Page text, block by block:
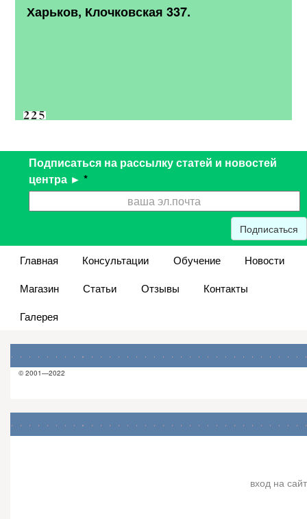
Харьков, Клочковская 337.
Подписаться на рассылку статей и новостей
центра ► *
Подписаться
Главная Консультации Обучение
Новости
Магазин
Статьи Отзывы
Контакты
Галерея
© 2001—2022
вход на сайт